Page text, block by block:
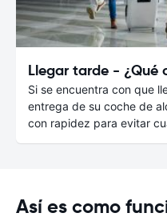
Llegar tarde - ¿Qué
Si se encuentra con que
entrega de su coche de
con rapidez para evitar
Así es como